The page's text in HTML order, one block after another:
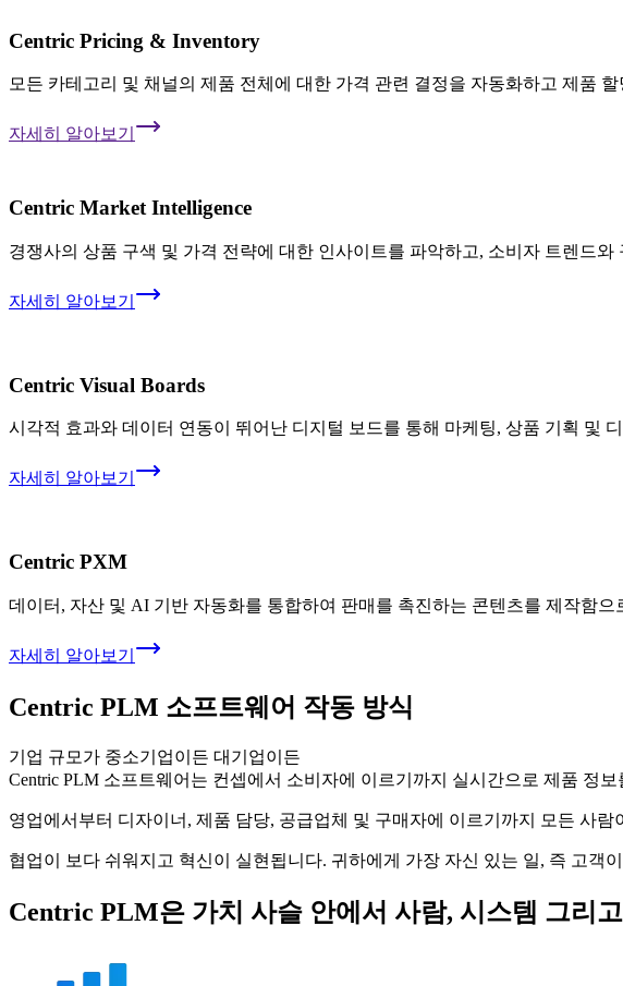
Centric Pricing & Inventory
모든 카테고리 및 채널의 제품 전체에 대한 가격 관련 결정을 자동화하고 제품
자세히 알아보기
Centric Market Intelligence
경쟁사의 상품 구색 및 가격 전략에 대한 인사이트를 파악하고, 소비자 트렌드
자세히 알아보기
Centric Visual Boards
시각적 효과와 데이터 연동이 뛰어난 디지털 보드를 통해 마케팅, 상품 기획 및
자세히 알아보기
Centric PXM
데이터, 자산 및 AI 기반 자동화를 통합하여 판매를 촉진하는 콘텐츠를 제작함
자세히 알아보기
Centric PLM 소프트웨어 작동 방식
기업 규모가 중소기업이든 대기업이든
Centric PLM 소프트웨어는 컨셉에서 소비자에 이르기까지 실시간으로 제품 정
영업에서부터 디자이너, 제품 담당, 공급업체 및 구매자에 이르기까지 모든 사
협업이 보다 쉬워지고 혁신이 실현됩니다. 귀하에게 가장 자신 있는 일, 즉 고객
Centric PLM은 가치 사슬 안에서 사람, 시스템 그리